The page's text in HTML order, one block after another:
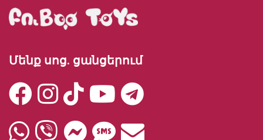
Մենք սոց. ցանցերում